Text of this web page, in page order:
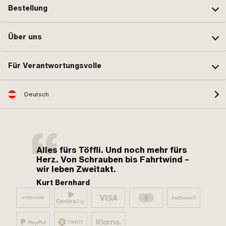
Bestellung
Über uns
Für Verantwortungsvolle
Deutsch
Alles fürs Töffli. Und noch mehr fürs
Herz. Von Schrauben bis Fahrtwind –
wir leben Zweitakt.
Kurt Bernhard